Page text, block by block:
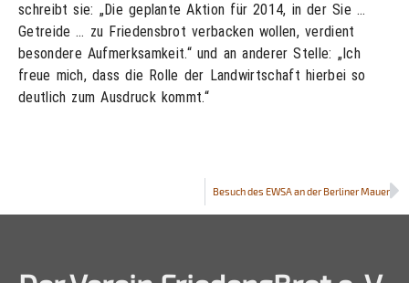
schreibt sie: „Die geplante Aktion für 2014, in der Sie …
Getreide … zu Friedensbrot verbacken wollen, verdient
besondere Aufmerksamkeit.“ und an anderer Stelle: „Ich
freue mich, dass die Rolle der Landwirtschaft hierbei so
deutlich zum Ausdruck kommt.“
Besuch des EWSA an der Berliner Mauer